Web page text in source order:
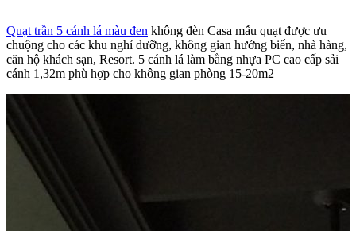
Quạt trần 5 cánh lá màu đen không đèn Casa mẫu quạt được ưu
chuộng cho các khu nghỉ dưỡng, không gian hướng biển, nhà hàng,
căn hộ khách sạn, Resort. 5 cánh lá làm bằng nhựa PC cao cấp sải
cánh 1,32m phù hợp cho không gian phòng 15-20m2